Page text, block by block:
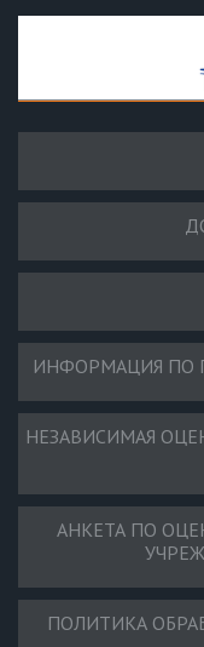
ИНФОРМАЦИЯ ПО
НЕЗАВИСИМАЯ
АНКЕТА ПО
ПОЛИТИКА